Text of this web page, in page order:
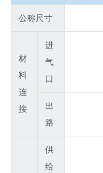
公称尺寸
材
料
连
接
进
气
口
出
路
供
给